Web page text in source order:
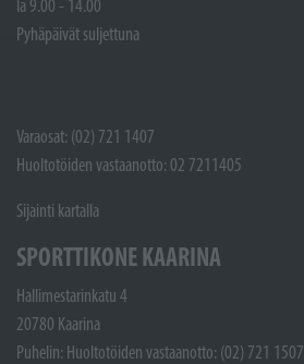
la 9.00 - 14.00
Pyhäpäivät suljettuna
Varaosat: (02) 721 1407
Huoltotöiden vastaanotto: 02 7211405
Sijainti kartalla
SPORTTIKONE KAARINA
Hallimestarinkatu 4
20780 Kaarina
Puhelin: Huoltotöiden vastaanotto: (02) 721 1507